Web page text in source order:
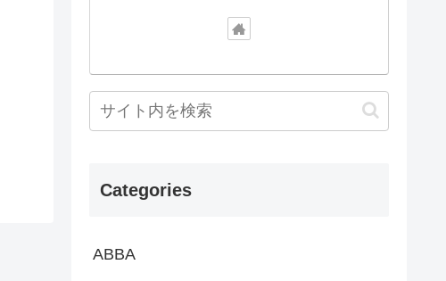
Categories
ABBA